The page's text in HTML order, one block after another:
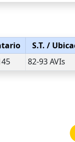
S.T. /
82-93 AVIs